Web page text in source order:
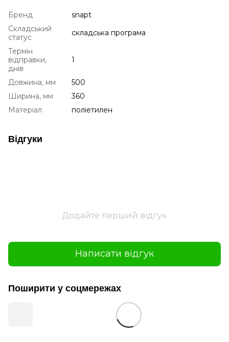
Бренд
snapt
Складський
статус
складська програма
Термін
відправки,
днів
1
Довжина, мм
500
Ширина, мм
360
Матеріал
поліетилен
Відгуки
Додайте перший відгук
Написати відгук
Поширити у соцмережах